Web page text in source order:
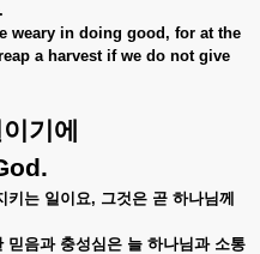
.
weary in doing good, for at the
a harvest if we do not give
기에
키는 일이요, 그것은 곧 하나님께
믿음과 충성심은 늘 하나님과 소통